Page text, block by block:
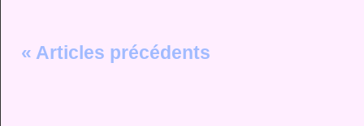
« Articles précédents